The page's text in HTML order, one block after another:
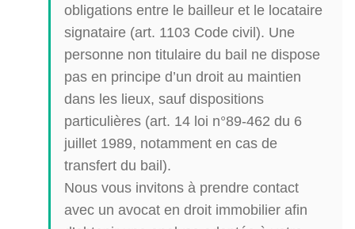
obligations entre le bailleur et le locataire
signataire (art. 1103 Code civil). Une
personne non titulaire du bail ne dispose
pas en principe d’un droit au maintien
dans les lieux, sauf dispositions
particulières (art. 14 loi n°89-462 du 6
juillet 1989, notamment en cas de
transfert du bail).
Nous vous invitons à prendre contact
avec un avocat en droit immobilier afin